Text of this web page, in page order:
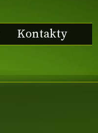
Kontakty